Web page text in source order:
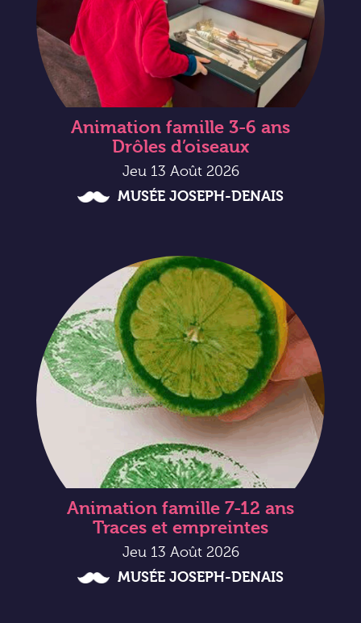
Animation famille 3-6 ans
Drôles d’oiseaux
Jeu 13 Août 2026
MUSÉE JOSEPH-DENAIS
Animation famille 7-12 ans
Traces et empreintes
Jeu 13 Août 2026
MUSÉE JOSEPH-DENAIS